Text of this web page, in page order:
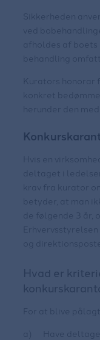
Sikkerheden
ved
afholdes af
behandling
Kurators
konkret
herunder den
Hvis en
deltaget i
krav fra kurator
betyder, at man
de følgende 3 år,
og
Hvad er
For at blive
a) Have